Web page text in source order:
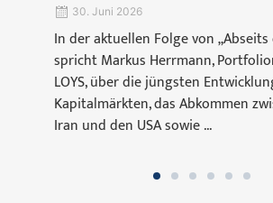
30. Juni 2026
In der aktuellen Folge von „Abseits
spricht Markus Herrmann,
LOYS, über die jüngsten
Kapitalmärkten, das Abkommen
Iran und den USA sowie ...